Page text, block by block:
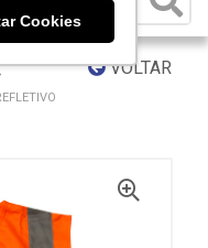
Cookies
VOLTAR